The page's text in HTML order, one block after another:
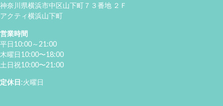
神奈川県横浜市中区山下町７３番地 ２Ｆ
アクティ横浜山下町
営業時間
平日10:00～21:00
木曜日10:00〜18:00
土日祝10:00〜21:00
定休日:火曜日